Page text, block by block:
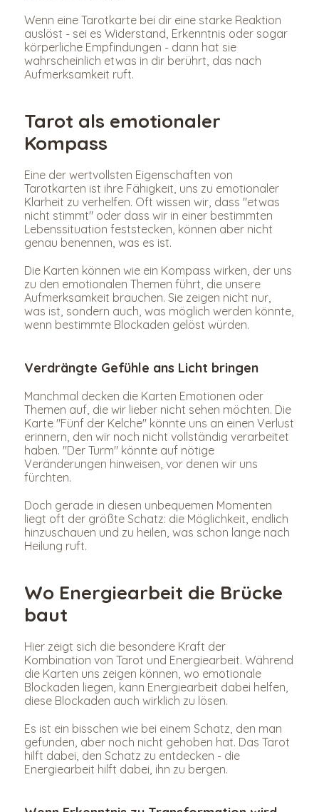
Wenn eine Tarotkarte bei dir eine starke Reaktion
auslöst - sei es Widerstand, Erkenntnis oder sogar
körperliche Empfindungen - dann hat sie
wahrscheinlich etwas in dir berührt, das nach
Aufmerksamkeit ruft.
Tarot als emotionaler
Kompass
Eine der wertvollsten Eigenschaften von
Tarotkarten ist ihre Fähigkeit, uns zu emotionaler
Klarheit zu verhelfen. Oft wissen wir, dass "etwas
nicht stimmt" oder dass wir in einer bestimmten
Lebenssituation feststecken, können aber nicht
genau benennen, was es ist.
Die Karten können wie ein Kompass wirken, der uns
zu den emotionalen Themen führt, die unsere
Aufmerksamkeit brauchen. Sie zeigen nicht nur,
was ist, sondern auch, was möglich werden könnte,
wenn bestimmte Blockaden gelöst würden.
Verdrängte Gefühle ans Licht bringen
Manchmal decken die Karten Emotionen oder
Themen auf, die wir lieber nicht sehen möchten. Die
Karte "Fünf der Kelche" könnte uns an einen Verlust
erinnern, den wir noch nicht vollständig verarbeitet
haben. "Der Turm" könnte auf nötige
Veränderungen hinweisen, vor denen wir uns
fürchten.
Doch gerade in diesen unbequemen Momenten
liegt oft der größte Schatz: die Möglichkeit, endlich
hinzuschauen und zu heilen, was schon lange nach
Heilung ruft.
Wo Energiearbeit die Brücke
baut
Hier zeigt sich die besondere Kraft der
Kombination von Tarot und Energiearbeit. Während
die Karten uns zeigen können, wo emotionale
Blockaden liegen, kann Energiearbeit dabei helfen,
diese Blockaden auch wirklich zu lösen.
Es ist ein bisschen wie bei einem Schatz, den man
gefunden, aber noch nicht gehoben hat. Das Tarot
hilft dabei, den Schatz zu entdecken - die
Energiearbeit hilft dabei, ihn zu bergen.